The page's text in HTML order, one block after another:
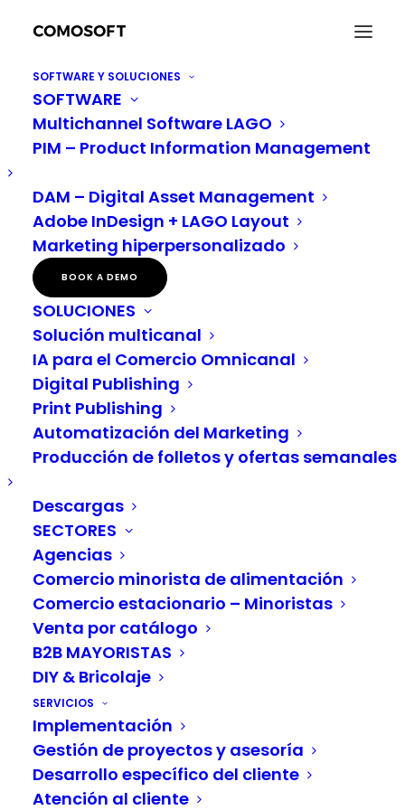
SOFTWARE Y SOLUCIONES
SOFTWARE
Multichannel Software LAGO
PIM – Product Information Management
DAM – Digital Asset Management
Adobe InDesign + LAGO Layout
Marketing hiperpersonalizado
BOOK A DEMO
SOLUCIONES
Solución multicanal
IA para el Comercio Omnicanal
Digital Publishing
Print Publishing
Automatización del Marketing
Producción de folletos y ofertas semanales
Descargas
SECTORES
Agencias
Comercio minorista de alimentación
Comercio estacionario – Minoristas
Venta por catálogo
B2B MAYORISTAS
DIY & Bricolaje
SERVICIOS
Implementación
Gestión de proyectos y asesoría
Desarrollo específico del cliente
Atención al cliente
Comercio unificado en el sector minorista: cómo
los sistemas modulares API-First sustituyen a los
silos de datos
Comercio unificado en el sector minorista: cómo los sistemas
modulares API-First sustituyen a los silos de datos
Comercio unificado en
el sector minorista:
cómo los sistemas
modulares API-First
sustituyen a los silos de
datos
Los silos de datos y los monolitos
frenan el ritmo
El comercio minorista se enfrenta a una realidad
clara en 2026:los sistemas comerciales
monolíticos clásicos ya no pueden seguir el
ritmo de las dinámicas exigencias del comercio
minorista moderno. Los silos de datos, los largos
ciclos de lanzamiento y la falta de flexibilidad
impiden la innovación, tanto en línea como en el